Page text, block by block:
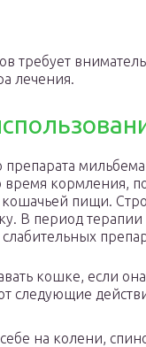
требует
лечения.
время кормления,
пищи.
В период терапии
кошке, если
следующие
на колени,